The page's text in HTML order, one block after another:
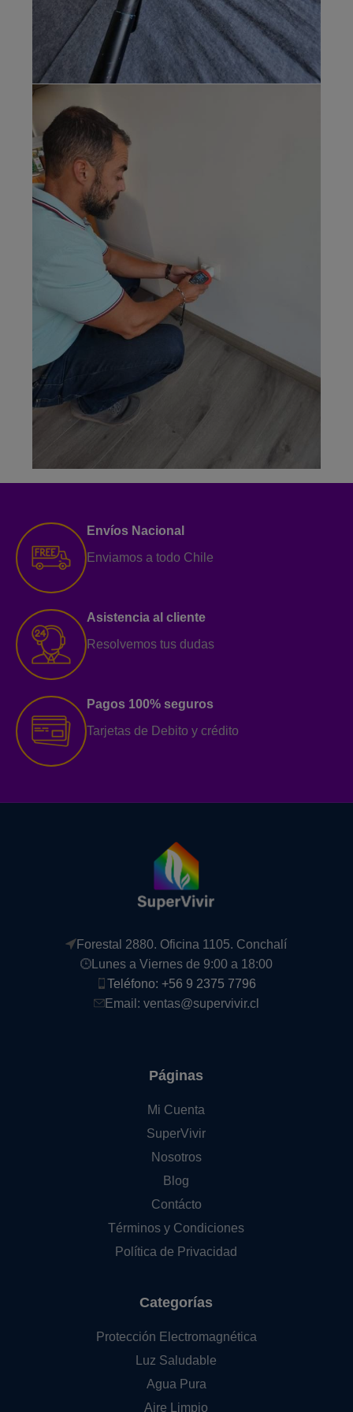
Medición
Campos
Magnéticos
con NFA1000
Gigahertz
Solutions
resistividad de
la tierra con
Tohm-E
Envíos Nacional
Enviamos a todo Chile
Asistencia al cliente
Resolvemos tus dudas
Pagos 100% seguros
Tarjetas de Debito y crédito
Forestal 2880. Oficina 1105. Conchalí
Lunes a Viernes de 9:00 a 18:00
Teléfono: +56 9 2375 7796
Email: ventas@supervivir.cl
Páginas
Mi Cuenta
SuperVivir
Nosotros
Blog
Contácto
Términos y Condiciones
Política de Privacidad
Categorías
Protección Electromagnética
Luz Saludable
Agua Pura
Aire Limpio